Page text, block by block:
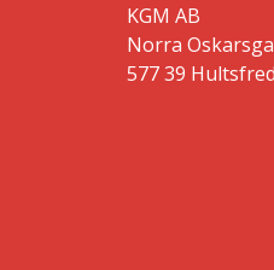
KGM AB
Norra
577 39